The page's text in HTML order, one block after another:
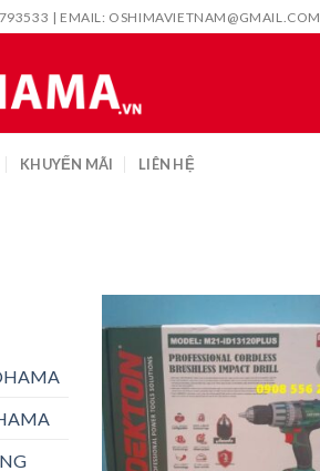
| EMAIL: OSHIMAVIETNAM@GMAIL.COM
KHUYẾN MÃI LIÊN HỆ